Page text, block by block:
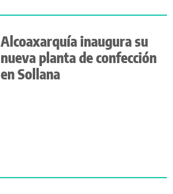
Alcoaxarquía inaugura su
nueva planta de confección
en Sollana